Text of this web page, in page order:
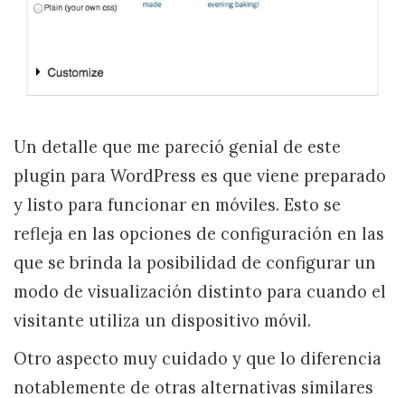
Un detalle que me pareció genial de este
plugin para WordPress es que viene preparado
y listo para funcionar en móviles. Esto se
refleja en las opciones de configuración en las
que se brinda la posibilidad de configurar un
modo de visualización distinto para cuando el
visitante utiliza un dispositivo móvil.
Otro aspecto muy cuidado y que lo diferencia
notablemente de otras alternativas similares